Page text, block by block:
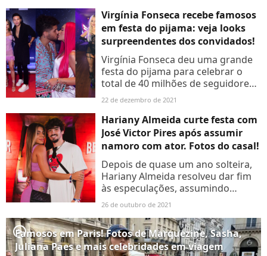
Virgínia Fonseca recebe famosos
em festa do pijama: veja looks
surpreendentes dos convidados!
Virgínia Fonseca deu uma grande
festa do pijama para celebrar o
total de 40 milhões de seguidores
que conquistou nas redes sociais
ao lado de vários...
22 de dezembro de 2021
Hariany Almeida curte festa com
José Victor Pires após assumir
namoro com ator. Fotos do casal!
Depois de quase um ano solteira,
Hariany Almeida resolveu dar fim
às especulações, assumindo
romance com o ex-ator mirim José
26 de outubro de 2021
player2
Famosos em Paris! Fotos de Marquezine, Sasha,
Juliana Paes e mais celebridades em viagem